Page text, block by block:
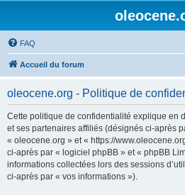
FAQ
Accueil du forum
oleocene.org - Politique de
Cette politique de confidentialité explique en
et ses partenaires affiliés (désignés ci-après
« oleocene.org » et « https://
ci-après par « logiciel phpBB » et « phpBB
informations collectées lors des sessions
ci-après par « vos informations »).